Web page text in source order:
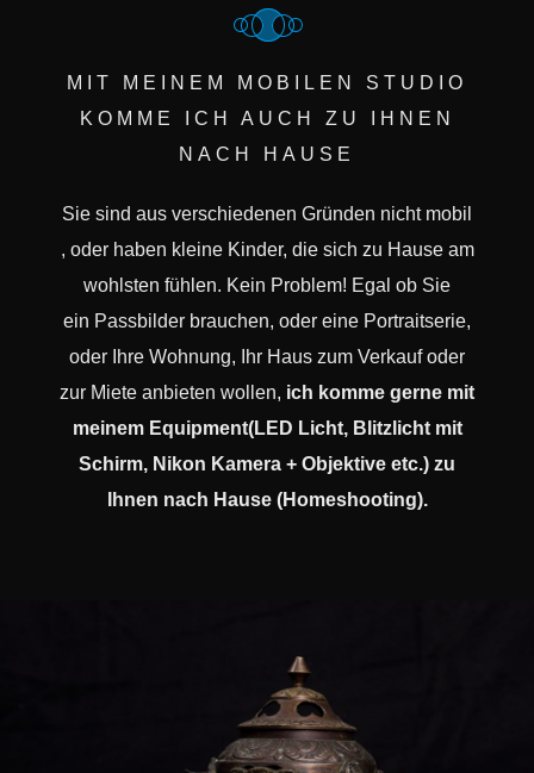
MIT MEINEM MOBILEN STUDIO
KOMME ICH AUCH ZU IHNEN
NACH HAUSE
Sie sind aus verschiedenen Gründen nicht mobil
, oder haben kleine Kinder, die sich zu Hause am
wohlsten fühlen. Kein Problem! Egal ob Sie
ein Passbilder brauchen, oder eine Portraitserie,
oder Ihre Wohnung, Ihr Haus zum Verkauf oder
zur Miete anbieten wollen, ich komme gerne mit
meinem Equipment(LED Licht, Blitzlicht mit
Schirm, Nikon Kamera + Objektive etc.) zu
Ihnen nach Hause (Homeshooting).